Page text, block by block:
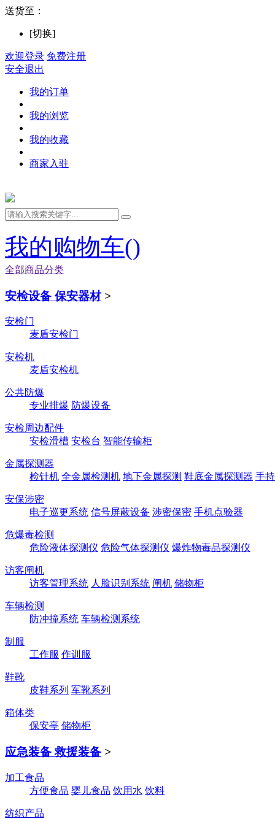
送货至：
[切换]
欢迎登录 免费注册
安全退出
我的订单
我的浏览
我的收藏
商家入驻
我的购物车()
全部商品分类
安检设备 保安器材 >
安检门
麦盾安检门
安检机
麦盾安检机
公共防爆
专业排爆 防爆设备
安检周边配件
安检滑槽 安检台 智能传输柜
金属探测器
检针机 全金属检测机 地下金属探测 鞋底金属探测器 手
安保涉密
电子巡更系统 信号屏蔽设备 涉密保密 手机点验器
危爆毒检测
危险液体探测仪 危险气体探测仪 爆炸物毒品探测仪
访客闸机
访客管理系统 人脸识别系统 闸机 储物柜
车辆检测
防冲撞系统 车辆检测系统
制服
工作服 作训服
鞋靴
皮鞋系列 军靴系列
箱体类
保安亭 储物柜
应急装备 救援装备 >
加工食品
方便食品 婴儿食品 饮用水 饮料
纺织产品